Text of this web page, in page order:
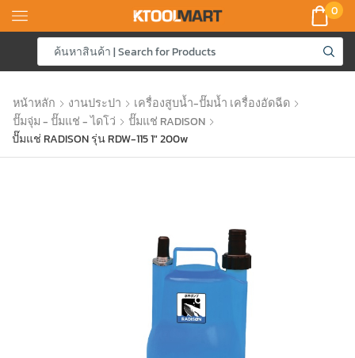
0
หน้าหลัก งานประปา
เครื่องสูบน้ำ-ปั๊มน้ำ เครื่องอัดฉีด
ปั๊มจุ่ม - ปั๊มแช่ - ไดโว่
ปั๊มแช่ RADISON
ปั๊มแช่ RADISON รุ่น RDW-115 1″ 200w